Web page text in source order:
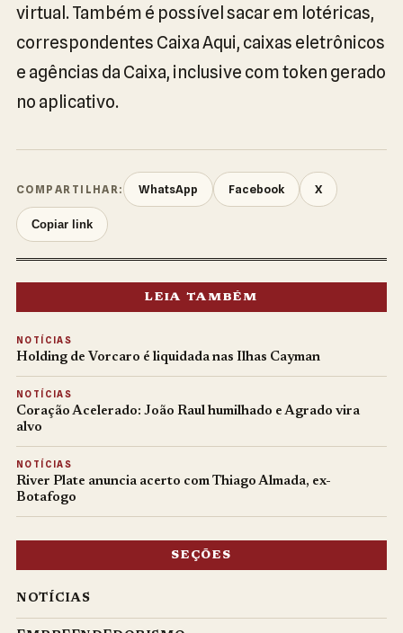
virtual. Também é possível sacar em lotéricas,
correspondentes Caixa Aqui, caixas eletrônicos
e agências da Caixa, inclusive com token gerado
no aplicativo.
COMPARTILHAR: WhatsApp Facebook X
Copiar link
LEIA TAMBÉM
NOTÍCIAS
Holding de Vorcaro é liquidada nas Ilhas Cayman
NOTÍCIAS
Coração Acelerado: João Raul humilhado e Agrado vira
alvo
NOTÍCIAS
River Plate anuncia acerto com Thiago Almada, ex-
Botafogo
SEÇÕES
NOTÍCIAS